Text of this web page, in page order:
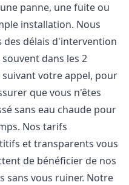
panne, une fuite ou
installation. Nous
des délais d'intervention
dans les 2
suivant votre appel, pour
que vous n'êtes
sans eau chaude pour
Nos tarifs
et transparents vous
de bénéficier de nos
sans vous ruiner. Notre